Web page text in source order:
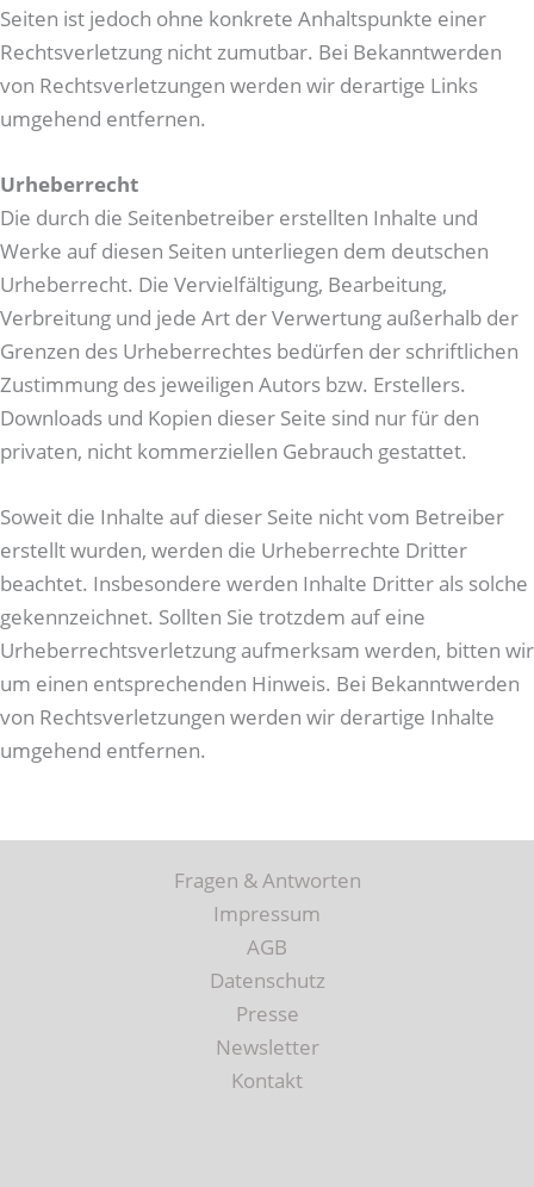
Seiten ist jedoch ohne konkrete Anhaltspunkte einer
Rechtsverletzung nicht zumutbar. Bei Bekanntwerden
von Rechtsverletzungen werden wir derartige Links
umgehend entfernen.
Urheberrecht
Die durch die Seitenbetreiber erstellten Inhalte und
Werke auf diesen Seiten unterliegen dem deutschen
Urheberrecht. Die Vervielfältigung, Bearbeitung,
Verbreitung und jede Art der Verwertung außerhalb der
Grenzen des Urheberrechtes bedürfen der schriftlichen
Zustimmung des jeweiligen Autors bzw. Erstellers.
Downloads und Kopien dieser Seite sind nur für den
privaten, nicht kommerziellen Gebrauch gestattet.
Soweit die Inhalte auf dieser Seite nicht vom Betreiber
erstellt wurden, werden die Urheberrechte Dritter
beachtet. Insbesondere werden Inhalte Dritter als solche
gekennzeichnet. Sollten Sie trotzdem auf eine
Urheberrechtsverletzung aufmerksam werden, bitten wir
um einen entsprechenden Hinweis. Bei Bekanntwerden
von Rechtsverletzungen werden wir derartige Inhalte
umgehend entfernen.
Fragen & Antworten
Impressum
AGB
Datenschutz
Presse
Newsletter
Kontakt